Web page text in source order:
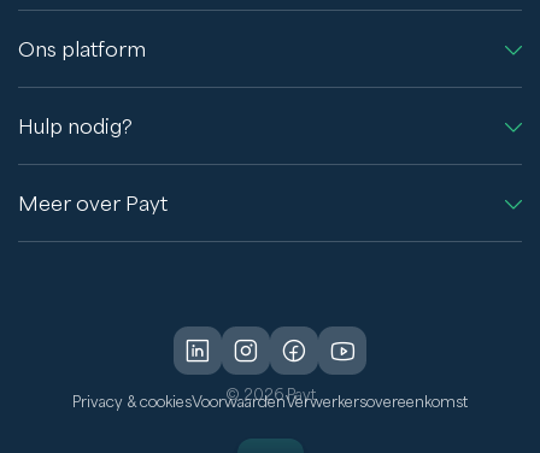
Ons platform
Hulp nodig?
Meer over Payt
© 2026 Payt
Privacy & cookiesVoorwaardenVerwerkersovereenkomst